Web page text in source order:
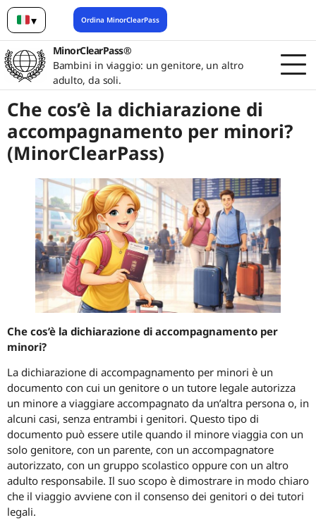
▾
Italiano
Ordina MinorClearPass
MinorClearPass®
Bambini in viaggio: un genitore, un altro
adulto, da soli.
Che cos’è la dichiarazione di
accompagnamento per minori?
(MinorClearPass)
Che cos’è la dichiarazione di accompagnamento per
minori?
La dichiarazione di accompagnamento per minori è un
documento con cui un genitore o un tutore legale autorizza
un minore a viaggiare accompagnato da un’altra persona o, in
alcuni casi, senza entrambi i genitori. Questo tipo di
documento può essere utile quando il minore viaggia con un
solo genitore, con un parente, con un accompagnatore
autorizzato, con un gruppo scolastico oppure con un altro
adulto responsabile. Il suo scopo è dimostrare in modo chiaro
che il viaggio avviene con il consenso dei genitori o dei tutori
legali.